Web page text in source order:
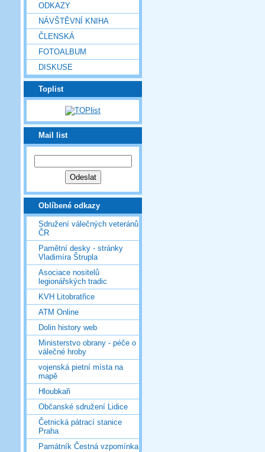
ODKAZY
NÁVŠTĚVNÍ KNIHA
ČLENSKÁ
FOTOALBUM
DISKUSE
Toplist
Mail list
Oblíbené odkazy
Sdružení válečných veteránů
ČR
Pamětní desky - stránky
Vladimíra Štrupla
Asociace nositelů
legionářských tradic
KVH Litobratřice
ATM Online
Dolin history web
Ministerstvo obrany - péče o
válečné hroby
vojenská pietní místa na
mapě
Hloubkaři
Občanské sdružení Lidice
Četnická pátrací stanice
Praha
Památník Čestná vzpomínka